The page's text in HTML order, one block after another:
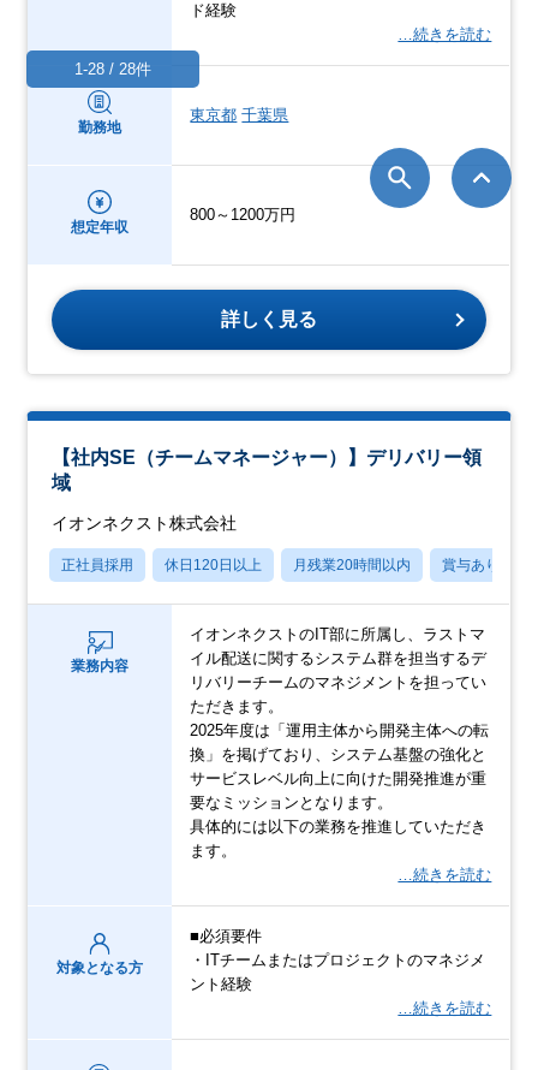
ド経験
…続きを読む
勤務地
東京都 千葉県
想定年収
800～1200万円
詳しく見る
【社内SE（チームマネージャー）】デリバリー領
域
イオンネクスト株式会社
正社員採用 休日120日以上 月残業20時間以内 賞与あり
業務内容
イオンネクストのIT部に所属し、ラストマ
イル配送に関するシステム群を担当するデ
リバリーチームのマネジメントを担ってい
ただきます。
2025年度は「運用主体から開発主体への転
換」を掲げており、システム基盤の強化と
サービスレベル向上に向けた開発推進が重
要なミッションとなります。
具体的には以下の業務を推進していただき
ます。
…続きを読む
対象となる方
■必須要件
・ITチームまたはプロジェクトのマネジメ
ント経験
…続きを読む
1-28 / 28件